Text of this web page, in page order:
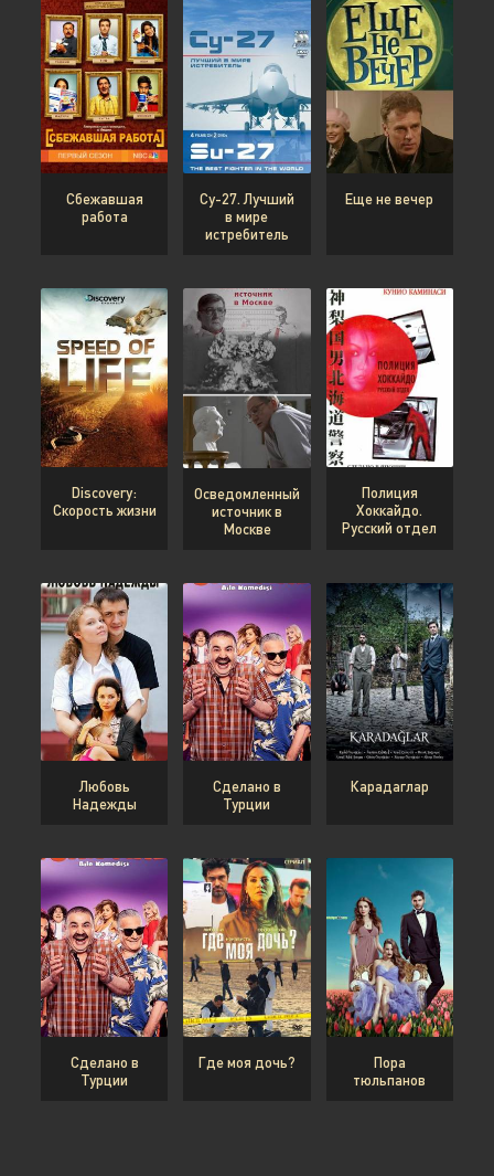
Сбежавшая
работа
Су-27. Лучший
в мире
истребитель
Еще не вечер
Discovery:
Скорость жизни
Осведомленный
источник в
Москве
Полиция
Хоккайдо.
Русский отдел
Любовь
Надежды
Сделано в
Турции
Карадаглар
Сделано в
Турции
Где моя дочь?
Пора
тюльпанов